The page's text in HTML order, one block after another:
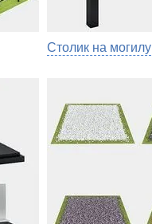
Столик на могилу